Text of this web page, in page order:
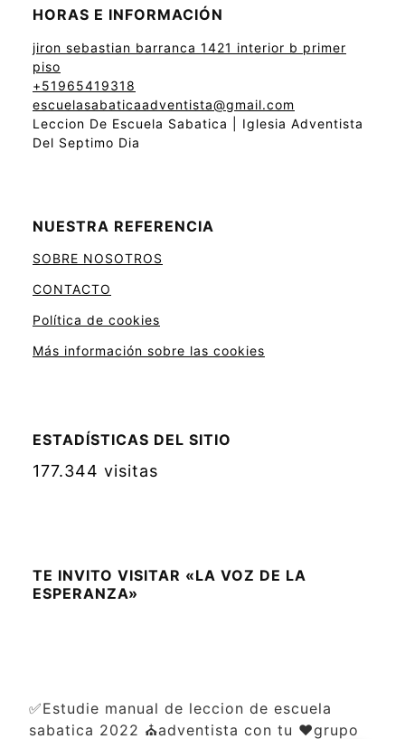
HORAS E INFORMACIÓN
jiron sebastian barranca 1421 interior b primer
piso
+51965419318
escuelasabaticaadventista@gmail.com
Leccion De Escuela Sabatica | Iglesia Adventista
Del Septimo Dia
NUESTRA REFERENCIA
SOBRE NOSOTROS
CONTACTO
Política de cookies
Más información sobre las cookies
ESTADÍSTICAS DEL SITIO
177.344 visitas
TE INVITO VISITAR «LA VOZ DE LA
ESPERANZA»
✅Estudie manual de leccion de escuela
sabatica 2022 ⛪adventista con tu ❤️grupo